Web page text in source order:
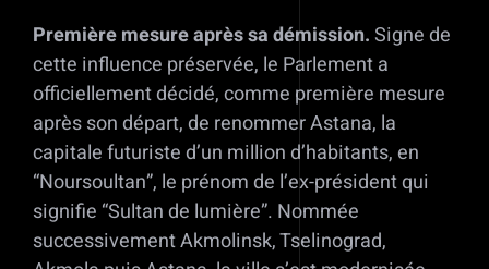
Première mesure après sa démission.Signe de
cette influence préservée, le Parlement a
officiellement décidé, comme première mesure
après son départ, de renommer Astana, la
capitale futuriste d’un million d’habitants, en
“Noursoultan”, le prénom de l’ex-président qui
signifie “Sultan de lumière”. Nommée
successivement Akmolinsk, Tselinograd,